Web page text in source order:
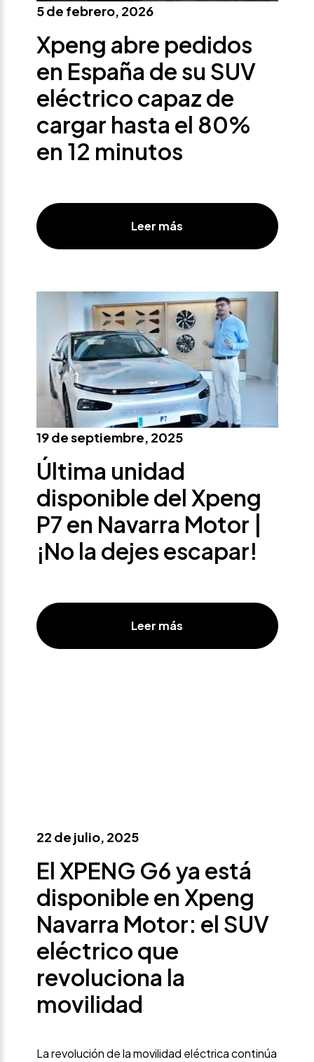
5 de febrero, 2026
Xpeng abre pedidos
en España de su SUV
eléctrico capaz de
cargar hasta el 80%
en 12 minutos
Leer más
19 de septiembre, 2025
Última unidad
disponible del Xpeng
P7 en Navarra Motor |
¡No la dejes escapar!
Leer más
22 de julio, 2025
El XPENG G6 ya está
disponible en Xpeng
Navarra Motor: el SUV
eléctrico que
revoluciona la
movilidad
La revolución de la movilidad eléctrica continúa